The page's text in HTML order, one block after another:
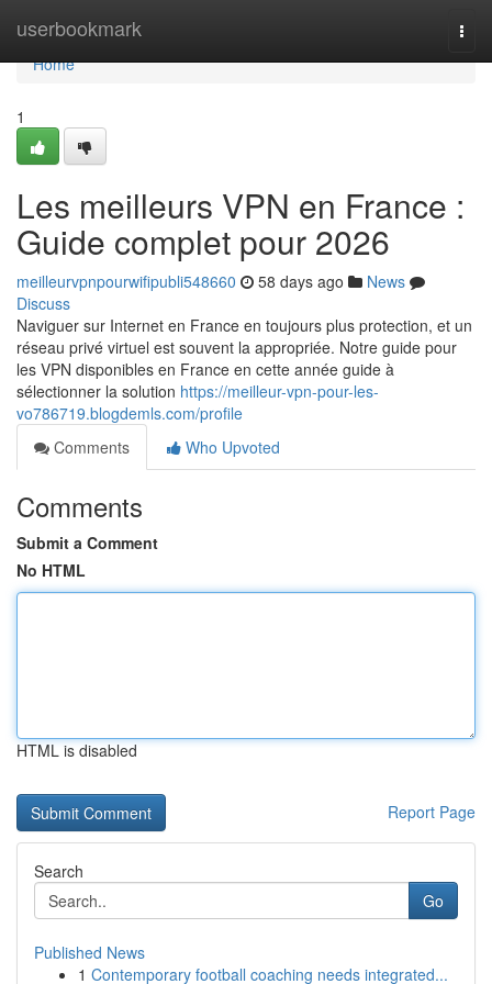
userbookmark
Home
Home
1
Les meilleurs VPN en France :
Guide complet pour 2026
meilleurvpnpourwifipubli548660 58 days ago
News
Discuss
Naviguer sur Internet en France en toujours plus protection, et un
réseau privé virtuel est souvent la appropriée. Notre guide pour
les VPN disponibles en France en cette année guide à
sélectionner la solution https://meilleur-vpn-pour-les-
vo786719.blogdemls.com/profile
Comments
Who Upvoted
Comments
Submit a Comment
No HTML
HTML is disabled
Report Page
Search
Go
Published News
1 Contemporary football coaching needs integrated...